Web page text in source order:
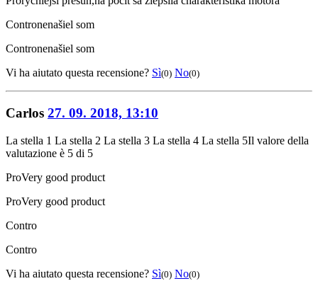
Contronenašiel som
Contronenašiel som
Vi ha aiutato questa recensione? Sì(0) No(0)
Carlos 27. 09. 2018, 13:10
La stella 1 La stella 2 La stella 3 La stella 4 La stella 5Il valore della
valutazione è 5 di 5
ProVery good product
ProVery good product
Contro
Contro
Vi ha aiutato questa recensione? Sì(0) No(0)